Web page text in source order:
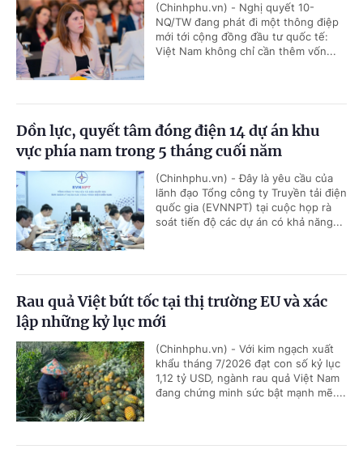
(Chinhphu.vn) - Nghị quyết 10-
NQ/TW đang phát đi một thông điệp
mới tới cộng đồng đầu tư quốc tế:
Việt Nam không chỉ cần thêm vốn...
Dồn lực, quyết tâm đóng điện 14 dự án khu
vực phía nam trong 5 tháng cuối năm
(Chinhphu.vn) - Đây là yêu cầu của
lãnh đạo Tổng công ty Truyền tải điện
quốc gia (EVNNPT) tại cuộc họp rà
soát tiến độ các dự án có khả năng...
Rau quả Việt bứt tốc tại thị trường EU và xác
lập những kỷ lục mới
(Chinhphu.vn) - Với kim ngạch xuất
khẩu tháng 7/2026 đạt con số kỷ lục
1,12 tỷ USD, ngành rau quả Việt Nam
đang chứng minh sức bật mạnh mẽ....